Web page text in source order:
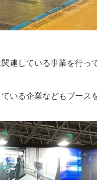
連している事業を行っ
いる企業などもブース